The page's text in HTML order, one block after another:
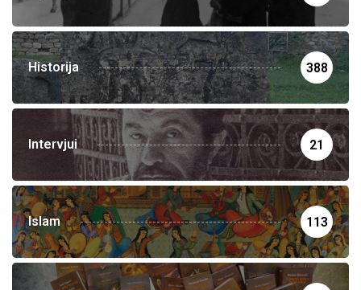
Historija 388
Intervjui 21
Islam 113